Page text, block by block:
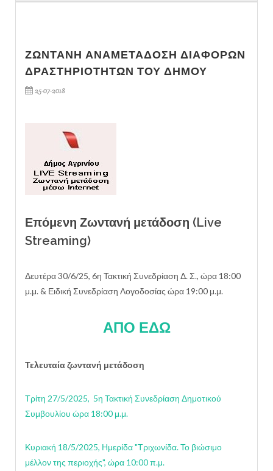
ΖΩΝΤΑΝΗ ΑΝΑΜΕΤΑΔΟΣΗ ΔΙΑΦΟΡΩΝ
ΔΡΑΣΤΗΡΙΟΤΗΤΩΝ ΤΟΥ ΔΗΜΟΥ
25-07-2018
Επόμενη Ζωντανή μετάδοση (Live
Streaming)
Δευτέρα 30/6/25, 6η Τακτική Συνεδρίαση Δ. Σ., ώρα 18:00
μ.μ. & Ειδική Συνεδρίαση Λογοδοσίας ώρα 19:00 μ.μ.
ΑΠΟ ΕΔΩ
Τελευταία ζωντανή μετάδοση
Τρίτη 27/5/2025, 5η Τακτική Συνεδρίαση Δημοτικού
Συμβουλίου ώρα 18:00 μ.μ.
Κυριακή 18/5/2025, Ημερίδα "Τριχωνίδα. Το βιώσιμο
μέλλον της περιοχής", ώρα 10:00 π.μ.